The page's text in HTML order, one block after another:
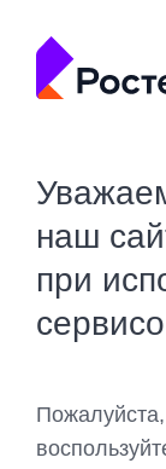
наш
при